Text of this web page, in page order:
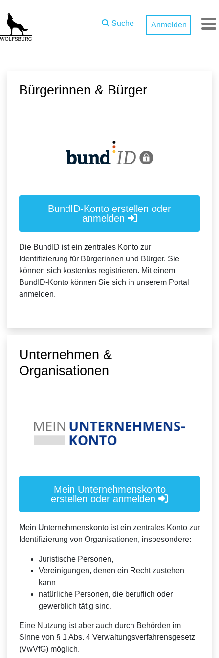
Suche
Anmelden
Bürgerinnen & Bürger
BundID-Konto erstellen oder
anmelden
Die BundID ist ein zentrales Konto zur
Identifizierung für Bürgerinnen und Bürger. Sie
können sich kostenlos registrieren. Mit einem
BundID-Konto können Sie sich in unserem Portal
anmelden.
Unternehmen &
Organisationen
Mein Unternehmenskonto
erstellen oder anmelden
Mein Unternehmenskonto ist ein zentrales Konto zur
Identifizierung von Organisationen, insbesondere:
Juristische Personen,
Vereinigungen, denen ein Recht zustehen
kann
natürliche Personen, die beruflich oder
gewerblich tätig sind.
Eine Nutzung ist aber auch durch Behörden im
Sinne von § 1 Abs. 4 Verwaltungsverfahrensgesetz
(VwVfG) möglich.